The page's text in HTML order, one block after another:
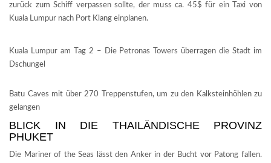
zurück zum Schiff verpassen sollte, der muss ca. 45$ für ein Taxi von
Kuala Lumpur nach Port Klang einplanen.
Kuala Lumpur am Tag 2 – Die Petronas Towers überragen die Stadt im
Dschungel
Batu Caves mit über 270 Treppenstufen, um zu den Kalksteinhöhlen zu
gelangen
BLICK IN DIE THAILÄNDISCHE PROVINZ
PHUKET
Die Mariner of the Seas lässt den Anker in der Bucht vor Patong fallen.